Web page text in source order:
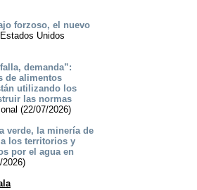
forzoso, el nuevo
Estados Unidos
demanda”:
de alimentos
utilizando los
las normas
(22/07/2026)
verde, la minería de
los territorios y
por el agua en
2026)